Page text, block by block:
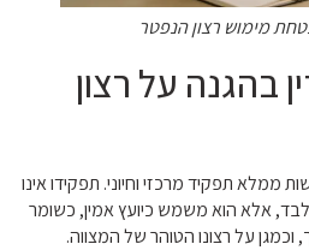
מימוש רצון הנפטר
בהגנה על רצון
ממלא תפקיד מרכזי וחיוני. תפקידו אינו
אלא הוא משמש כיועץ אמין, כשומר
על רצונו הטוהר של המצווה.